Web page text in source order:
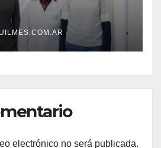
un estudio
el
cerebral y las
electrónico no será publicada.